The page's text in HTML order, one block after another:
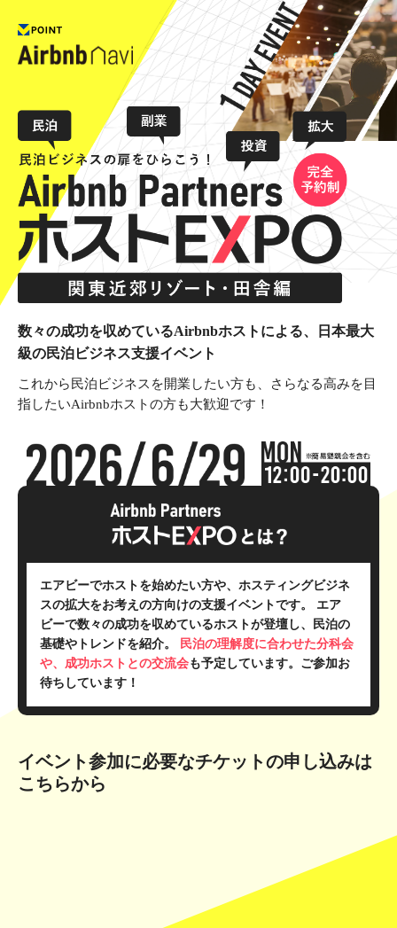
数々の成功を収めているAirbnbホストによる、
日本最大
級の民泊ビジネス支援イベント
これから民泊ビジネスを開業したい方も、
さらなる高みを目
指したいAirbnbホストの方も大歓迎です！
エアビーでホストを始めたい方や、ホスティングビジネ
スの拡大をお考えの方向けの支援イベントです。
エア
ビーで数々の成功を収めているホストが登壇し、民泊の
基礎やトレンドを紹介。
民泊の理解度に合わせた分科会
や、成功ホストとの交流会も予定しています。ご参加お
待ちしています！
イベント参加に必要なチケットの申し込みは
こちらから